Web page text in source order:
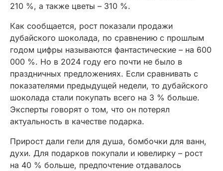
210 %, а также цветы – 310 %.
Как сообщается, рост показали продажи
дубайского шоколада, по сравнению с прошлым
годом цифры называются фантастические – на 600
000 %. Но в 2024 году его почти не было в
праздничных предложениях. Если сравнивать с
показателями предыдущей недели, то дубайского
шоколада стали покупать всего на 3 % больше.
Эксперты говорят о том, что он потерял
актуальность в качестве подарка.
Прирост дали гели для душа, бомбочки для ванн,
духи. Для подарков покупали и ювелирку – рост
на 40 % больше, предпочтение отдавалось